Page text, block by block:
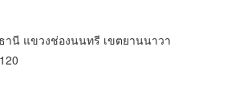
านี แขวงช่องนนทรี เขตยานนาวา